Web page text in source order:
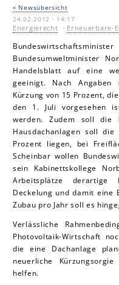
« Newsübersicht
24.02.2012 · 14:17
Energierecht · Erneuerbare-
Bundesumweltminister
Handelsblatt auf eine
geeinigt. Nach Angaben
Kürzung von 15 Prozent,
den 1. Juli vorgesehen
werden. Zudem soll die
Hausdachanlagen soll
Prozent liegen, bei
Scheinbar wollen
sein Kabinettskollege
Arbeitsplätze derartige
Deckelung und damit eine
Zubau pro Jahr soll es
Verlässliche
Photovoltaik-Wirtschaft
die eine Dachanlage
neuerliche
helfen.